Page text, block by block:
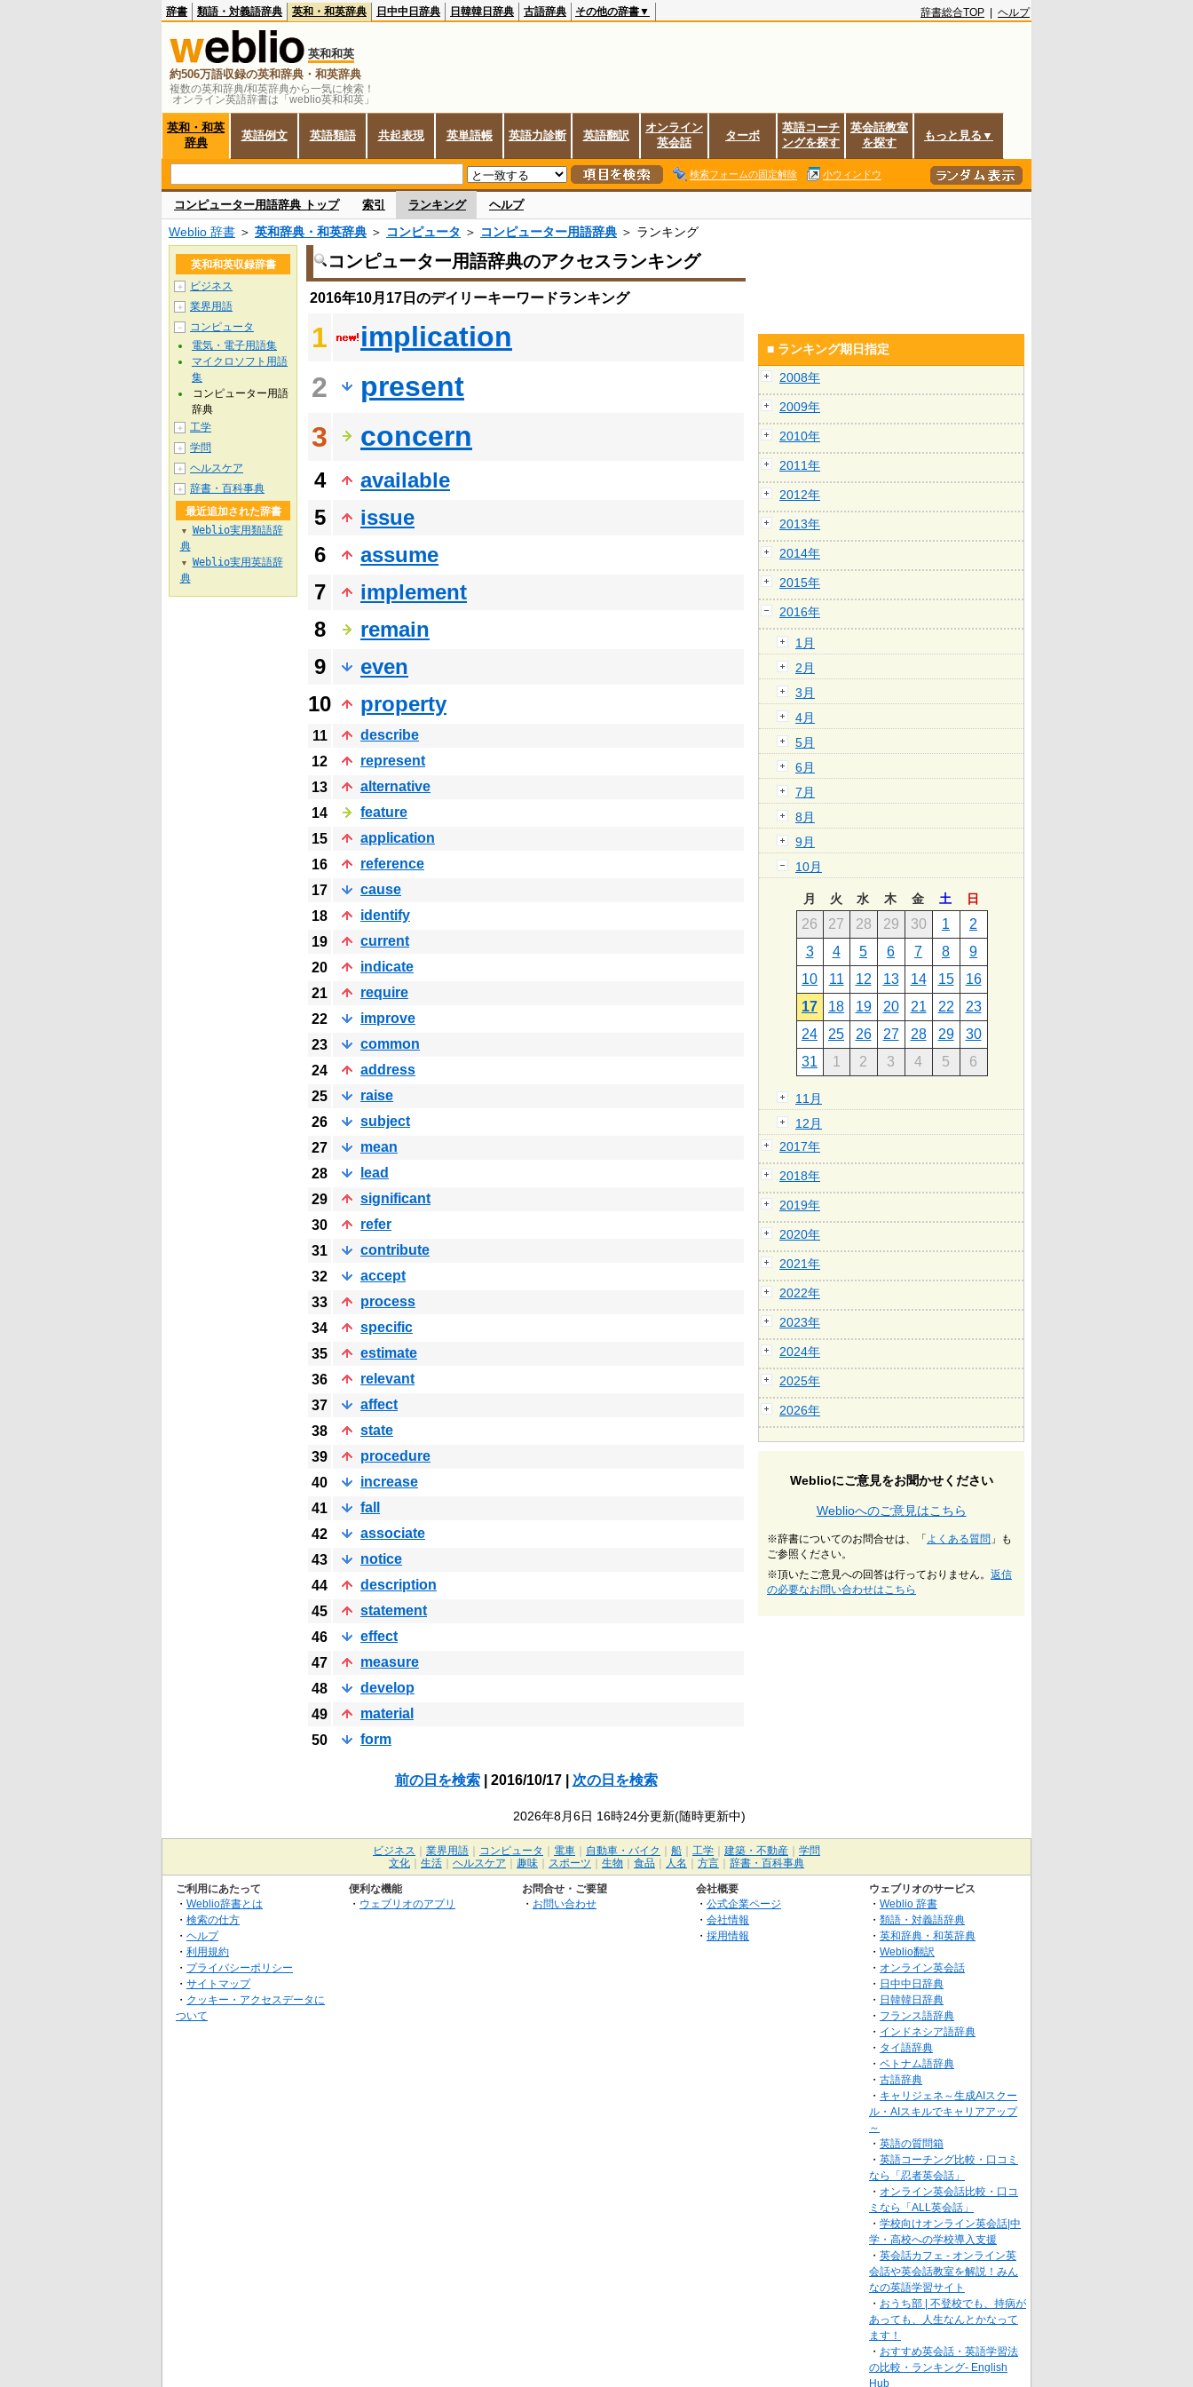
複数の英和辞典/和英辞典から一気に検索！
オンライン英語辞書は「weblio英和和英」
辞書 類語・対義語辞典 英和・和英辞典 日中中日辞典 日韓韓日辞典 古語辞典 その他の辞書▼ 辞書総合TOP ヘルプ
英和和英
約506万語収録の英和辞典・和英辞典
英和・和英
辞典
英語例文 英語類語 共起表現 英単語帳 英語力診断 英語翻訳
オンライン
英会話
ターボ
英語コーチ
ングを探す
英会話教室
を探す
もっと見る▼
検索フォームの固定解除 小ウィンドウ
コンピューター用語辞典 トップ 索引 ランキング ヘルプ
Weblio 辞書 ＞ 英和辞典・和英辞典 ＞ コンピュータ ＞ コンピューター用語辞典 ＞ ランキング
コンピューター用語辞典のアクセスランキング
2016年10月17日のデイリーキーワードランキング
1
implication
2
present
3
concern
4
available
5
issue
6
assume
7
implement
8
remain
9
even
10
property
11
describe
12
represent
13
alternative
14
feature
15
application
16
reference
17
cause
18
identify
19
current
20
indicate
21
require
22
improve
23
common
24
address
25
raise
26
subject
27
mean
28
lead
29
significant
30
refer
31
contribute
32
accept
33
process
34
specific
35
estimate
36
relevant
37
affect
38
state
39
procedure
40
increase
41
fall
42
associate
43
notice
44
description
45
statement
46
effect
47
measure
48
develop
49
material
50
form
前の日を検索| 2016/10/17 | 次の日を検索
2026年8月6日 16時24分更新(随時更新中)
英和和英収録辞書
＋ ビジネス
＋ 業界用語
－
コンピュータ
電気・電子用語集
マイクロソフト用語
集
コンピューター用語
辞典
＋ 工学
＋ 学問
＋ ヘルスケア
＋
辞書・百科事典
最近追加された辞書
▼
Weblio実用類語辞
典
▼
Weblio実用英語辞
典
■ ランキング期日指定
2008年
2009年
2010年
2011年
2012年
2013年
2014年
2015年
2016年
1月
2月
3月
4月
5月
6月
7月
8月
9月
10月
月 火 水 木 金 土 日
26 27 28 29 30 1
2
3
4 5 6 7 8
9
10
11 12 13 14 15
16
17
18 19 20 21 22
23
24
25 26 27 28 29
30
31
1 2 3 4 5 6
11月
12月
2017年
2018年
2019年
2020年
2021年
2022年
2023年
2024年
2025年
2026年
Weblioにご意見をお聞かせください
Weblioへのご意見はこちら
※辞書についてのお問合せは、「 よくある質問 」も
ご参照ください。
※頂いたご意見への回答は行っておりません。 返信
の必要なお問い合わせはこちら
ビジネス 業界用語 コンピュータ 電車 自動車・バイク 船 工学 建築・不動産
学問
文化
生活 ヘルスケア 趣味 スポーツ 生物 食品 人名 方言 辞書・百科事典
ご利用にあたって
・ Weblio辞書とは
・ 検索の仕方
・ ヘルプ
・ 利用規約
・ プライバシーポリシー
・ サイトマップ
・ クッキー・アクセスデータに
ついて
便利な機能
・ ウェブリオのアプリ
お問合せ・ご要望
・ お問い合わせ
会社概要
・ 公式企業ページ
・ 会社情報
・ 採用情報
ウェブリオのサービス
・ Weblio 辞書
・ 類語・対義語辞典
・ 英和辞典・和英辞典
・ Weblio翻訳
・ オンライン英会話
・ 日中中日辞典
・ 日韓韓日辞典
・ フランス語辞典
・ インドネシア語辞典
・ タイ語辞典
・ ベトナム語辞典
・ 古語辞典
・ キャリジェネ～生成AIスクー
ル・AIスキルでキャリアアップ
～
・ 英語の質問箱
・ 英語コーチング比較・口コミ
なら「忍者英会話」
・ オンライン英会話比較・口コ
ミなら「ALL英会話」
・ 学校向けオンライン英会話|中
学・高校への学校導入支援
・ 英会話カフェ - オンライン英
会話や英会話教室を解説！みん
なの英語学習サイト
・ おうち部 | 不登校でも、持病が
あっても、人生なんとかなって
ます！
・ おすすめ英会話・英語学習法
の比較・ランキング- English
Hub